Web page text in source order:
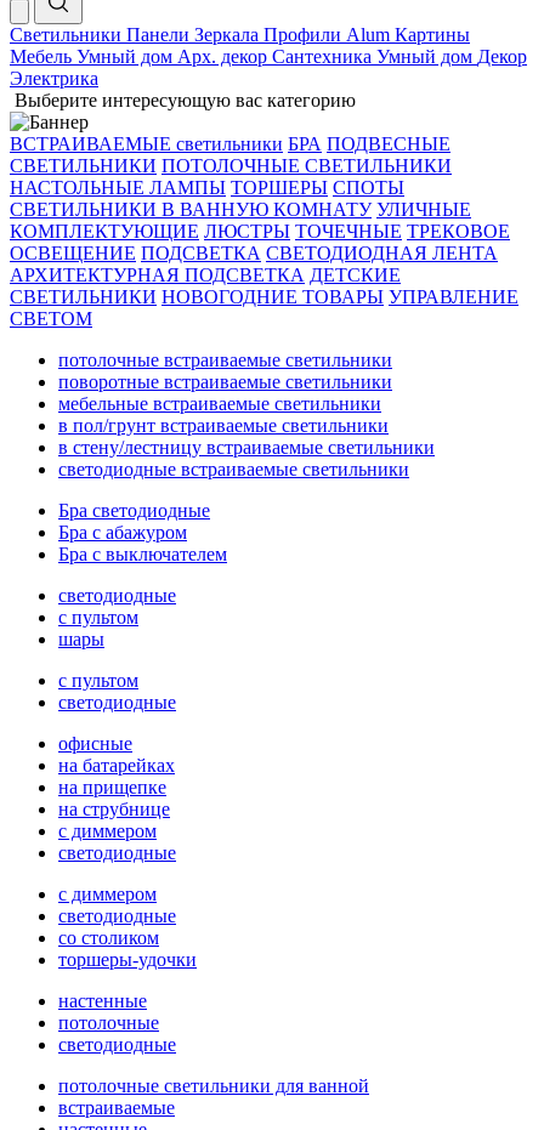
Светильники Панели Зеркала Профили Alum Картины
Мебель Умный дом Арх. декор Сантехника Умный дом Декор
Электрика
Выберите интересующую вас категорию
ВСТРАИВАЕМЫЕ светильники БРА ПОДВЕСНЫЕ
СВЕТИЛЬНИКИ ПОТОЛОЧНЫЕ СВЕТИЛЬНИКИ
НАСТОЛЬНЫЕ ЛАМПЫ ТОРШЕРЫ СПОТЫ
СВЕТИЛЬНИКИ В ВАННУЮ КОМНАТУ УЛИЧНЫЕ
КОМПЛЕКТУЮЩИЕ ЛЮСТРЫ ТОЧЕЧНЫЕ ТРЕКОВОЕ
ОСВЕЩЕНИЕ ПОДСВЕТКА СВЕТОДИОДНАЯ ЛЕНТА
АРХИТЕКТУРНАЯ ПОДСВЕТКА ДЕТСКИЕ
СВЕТИЛЬНИКИ НОВОГОДНИЕ ТОВАРЫ УПРАВЛЕНИЕ
СВЕТОМ
потолочные встраиваемые светильники
поворотные встраиваемые светильники
мебельные встраиваемые светильники
в пол/грунт встраиваемые светильники
в стену/лестницу встраиваемые светильники
светодиодные встраиваемые светильники
Бра светодиодные
Бра с абажуром
Бра с выключателем
светодиодные
с пультом
шары
с пультом
светодиодные
офисные
на батарейках
на прищепке
на струбнице
с диммером
светодиодные
с диммером
светодиодные
со столиком
торшеры-удочки
настенные
потолочные
светодиодные
потолочные светильники для ванной
встраиваемые